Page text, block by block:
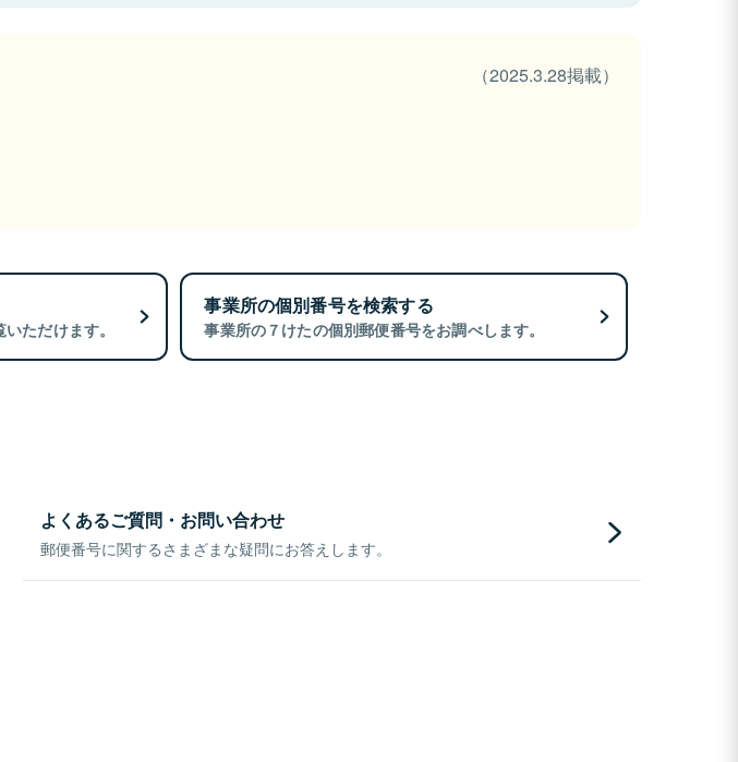
（2025.3.28掲載）
ただけます。
事業所の個別番号を検索する
事業所の７けたの個別郵便番号をお調べします。
よくあるご質問・お問い合わせ
郵便番号に関するさまざまな疑問にお答えします。